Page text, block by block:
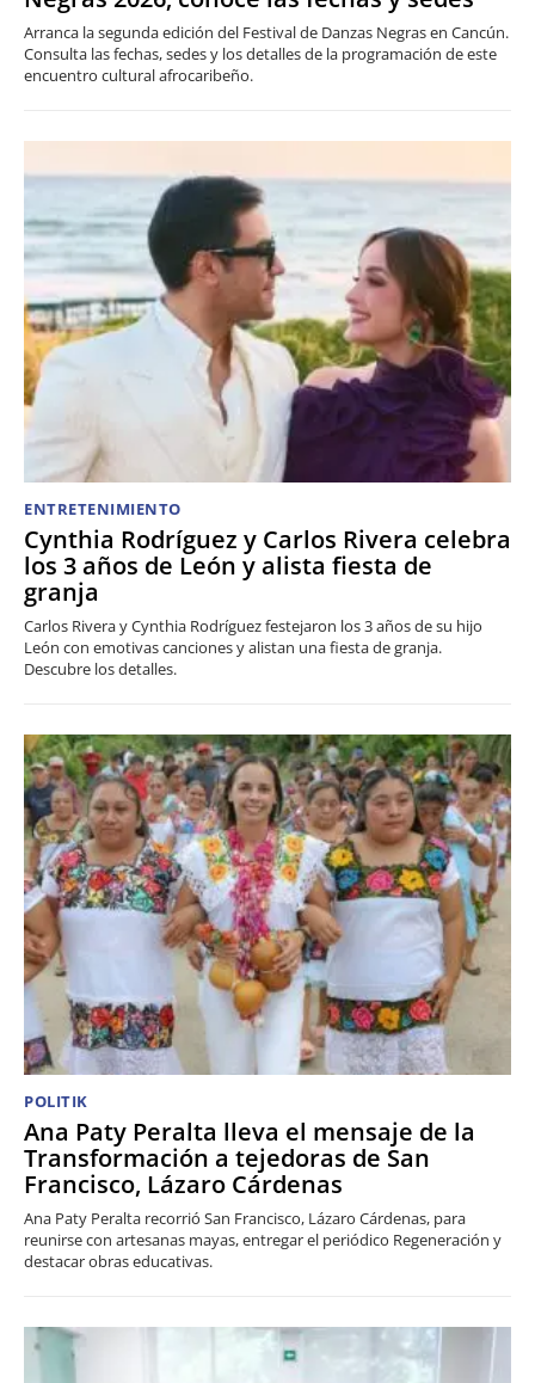
Arranca la segunda edición del Festival de Danzas Negras en Cancún.
Consulta las fechas, sedes y los detalles de la programación de este
encuentro cultural afrocaribeño.
ENTRETENIMIENTO
Cynthia Rodríguez y Carlos Rivera celebra
los 3 años de León y alista fiesta de
granja
Carlos Rivera y Cynthia Rodríguez festejaron los 3 años de su hijo
León con emotivas canciones y alistan una fiesta de granja.
Descubre los detalles.
POLITIK
Ana Paty Peralta lleva el mensaje de la
Transformación a tejedoras de San
Francisco, Lázaro Cárdenas
Ana Paty Peralta recorrió San Francisco, Lázaro Cárdenas, para
reunirse con artesanas mayas, entregar el periódico Regeneración y
destacar obras educativas.